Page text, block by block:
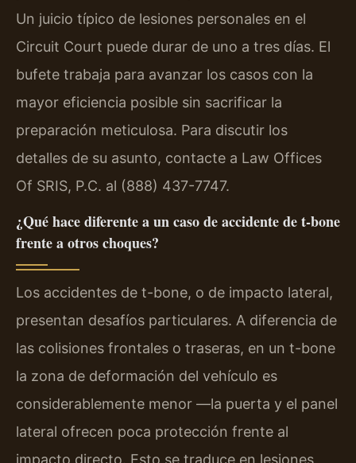
Un juicio típico de lesiones personales en el
Circuit Court puede durar de uno a tres días. El
bufete trabaja para avanzar los casos con la
mayor eficiencia posible sin sacrificar la
preparación meticulosa. Para discutir los
detalles de su asunto, contacte a Law Offices
Of SRIS, P.C. al (888) 437-7747.
¿Qué hace diferente a un caso de accidente de t-bone
frente a otros choques?
Los accidentes de t-bone, o de impacto lateral,
presentan desafíos particulares. A diferencia de
las colisiones frontales o traseras, en un t-bone
la zona de deformación del vehículo es
considerablemente menor —la puerta y el panel
lateral ofrecen poca protección frente al